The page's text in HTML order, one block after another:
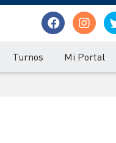
Turnos Mi Portal